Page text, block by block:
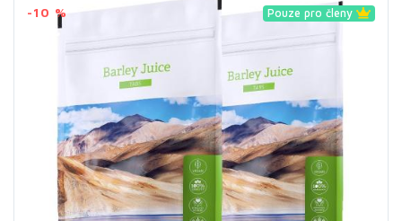
-10 % Pouze pro členy